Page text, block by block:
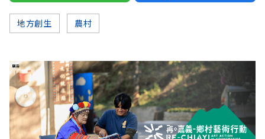
地方創生 農村